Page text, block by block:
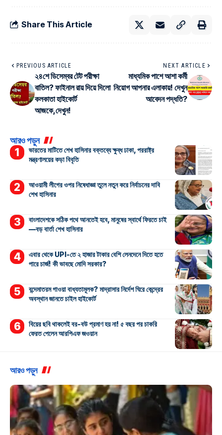
Share This Article
PREVIOUS ARTICLE
২৪শে ডিসেম্বর টেট পরীক্ষা
বাতিল? ফাইনাল রায় দিয়ে দিলো
কলকাতা হাইকোর্ট
আজকে,দেখুন!
NEXT ARTICLE
মাধ্যমিক পাশে আশা কর্মী
নিয়োগ আপনার এলাকায়! দেখুন
আবেদন পদ্ধতি?
আরও পড়ুন
ভারতের মাটিতে শেখ হাসিনার বক্তব্যে ক্ষুব্ধ ঢাকা, পররাষ্ট্র
মন্ত্রণালয়ের কড়া বিবৃতি
আওয়ামী লীগের ওপর নিষেধাজ্ঞা তুলে নতুন করে নির্বাচনের দাবি
শেখ হাসিনার
বাংলাদেশকে সঠিক পথে আনতেই হবে, মানুষের স্বার্থে ফিরতে চাই
—বড় বার্তা শেখ হাসিনার
এবার থেকে UPI-তে ২ হাজার টাকার বেশি লেনদেনে দিতে হতে
পারে চার্জ! কী ভাবছে মোদি সরকার?
বন্দেমাতরম গাওয়া বাধ্যতামূলক? মাদ্রাসার নির্দেশ ঘিরে কেন্দ্রের
অবস্থান জানতে চাইল হাইকোর্ট
বিয়ের ছবি থাকলেই বর-বউ প্রমাণ হয় না! ৫ বছর পর চাকরি
ফেরত পেলেন আরপিএফ জওয়ান
আরও পড়ুন